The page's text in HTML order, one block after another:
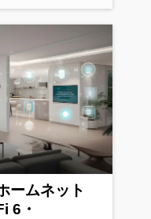
ームネット
6・